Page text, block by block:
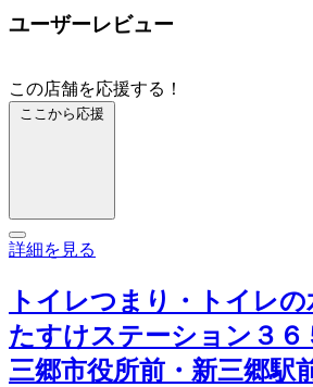
ユーザーレビュー
この店舗を応援する！
ここから応援
詳細を見る
トイレつまり・トイレ
たすけステーション３６
三郷市役所前・新三郷駅